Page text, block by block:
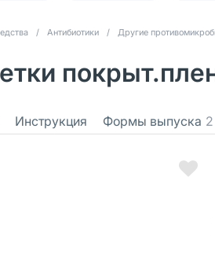
/ Антибиотики / Другие
Инструкция Формы выпуска 2